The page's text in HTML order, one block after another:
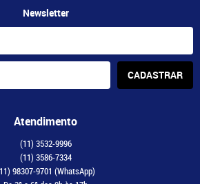
Newsletter
CADASTRAR
Atendimento
(11) 3532-9996
(11) 3586-7334
98307-9701 (WhatsApp)